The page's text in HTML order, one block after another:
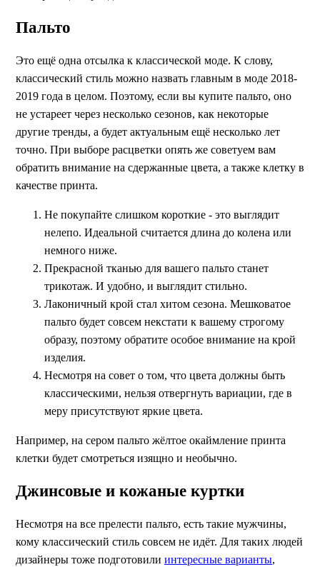
Пальто
Это ещё одна отсылка к классической моде. К слову,
классический стиль можно назвать главным в моде 2018-
2019 года в целом. Поэтому, если вы купите пальто, оно
не устареет через несколько сезонов, как некоторые
другие тренды, а будет актуальным ещё несколько лет
точно. При выборе расцветки опять же советуем вам
обратить внимание на сдержанные цвета, а также клетку в
качестве принта.
Не покупайте слишком короткие - это выглядит
нелепо. Идеальной считается длина до колена или
немного ниже.
Прекрасной тканью для вашего пальто станет
трикотаж. И удобно, и выглядит стильно.
Лаконичный крой стал хитом сезона. Мешковатое
пальто будет совсем некстати к вашему строгому
образу, поэтому обратите особое внимание на крой
изделия.
Несмотря на совет о том, что цвета должны быть
классическими, нельзя отвергнуть вариации, где в
меру присутствуют яркие цвета.
Например, на сером пальто жёлтое окаймление принта
клетки будет смотреться изящно и необычно.
Джинсовые и кожаные куртки
Несмотря на все прелести пальто, есть такие мужчины,
кому классический стиль совсем не идёт. Для таких людей
дизайнеры тоже подготовили интересные варианты,